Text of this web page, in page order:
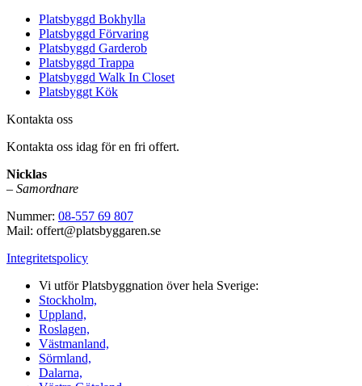
Platsbyggd Bokhylla
Platsbyggd Förvaring
Platsbyggd Garderob
Platsbyggd Trappa
Platsbyggd Walk In Closet
Platsbyggt Kök
Kontakta oss
Kontakta oss idag för en fri offert.
Nicklas
– Samordnare
Nummer: 08-557 69 807
Mail: offert@platsbyggaren.se
Integritetspolicy
Vi utför Platsbyggnation över hela Sverige:
Stockholm,
Uppland,
Roslagen,
Västmanland,
Sörmland,
Dalarna,